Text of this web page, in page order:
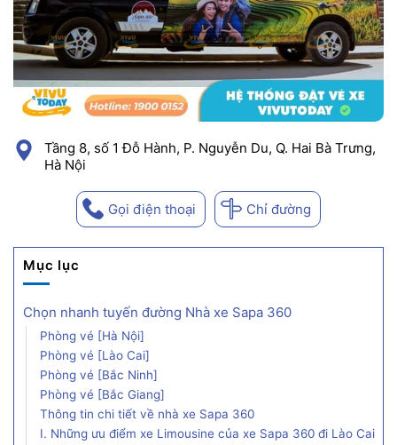
Tầng 8, số 1 Đỗ Hành, P. Nguyễn Du, Q. Hai Bà Trưng,
Hà Nội
Gọi điện thoại Chỉ đường
Mục lục
Chọn nhanh tuyến đường Nhà xe Sapa 360
Phòng vé [Hà Nội]
Phòng vé [Lào Cai]
Phòng vé [Bắc Ninh]
Phòng vé [Bắc Giang]
Thông tin chi tiết về nhà xe Sapa 360
I. Những ưu điểm xe Limousine của xe Sapa 360 đi Lào Cai